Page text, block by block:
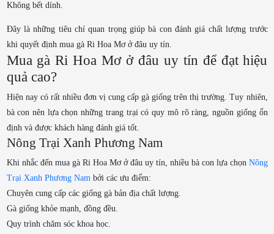
Không bết dính.
Đây là những tiêu chí quan trọng giúp bà con đánh giá chất lượng trước
khi quyết định mua gà Ri Hoa Mơ ở đâu uy tín.
Mua gà Ri Hoa Mơ ở đâu uy tín để đạt hiệu
quả cao?
Hiện nay có rất nhiều đơn vị cung cấp gà giống trên thị trường. Tuy nhiên,
bà con nên lựa chọn những trang trại có quy mô rõ ràng, nguồn giống ổn
định và được khách hàng đánh giá tốt.
Nông Trại Xanh Phương Nam
Khi nhắc đến mua gà Ri Hoa Mơ ở đâu uy tín, nhiều bà con lựa chọn Nông
Trại Xanh Phương Nambởi các ưu điểm:
Chuyên cung cấp các giống gà bản địa chất lượng.
Gà giống khỏe mạnh, đồng đều.
Quy trình chăm sóc khoa học.